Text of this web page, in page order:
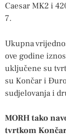
Caesar MK2 i
7.
Ukupna
ove godine
uključene su
su Končar i
sudjelovanja i
MORH tako
tvrtkom